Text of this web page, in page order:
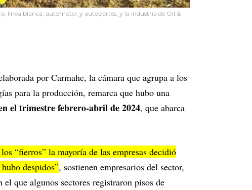
línea blanca, automotor y autopartes, y la industria de Oil &
por Carmahe, la cámara que agrupa a los
para la producción, remarca que hubo una
el trimestre febrero-abril de 2024, que abarca
“fierros” la mayoría de las empresas decidió
despidos”, sostienen empresarios del sector,
que algunos sectores registraron pisos de